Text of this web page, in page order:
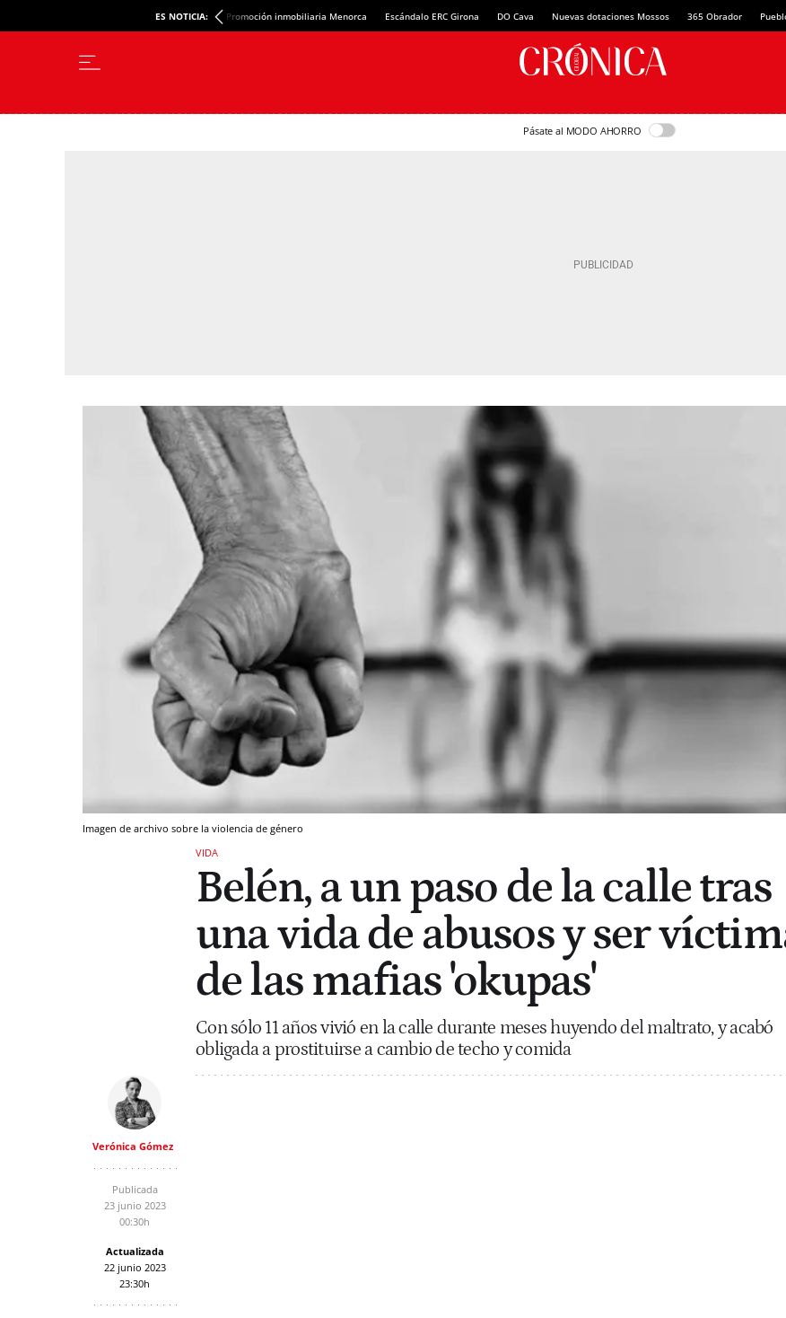
ES NOTICIA: Promoción inmobiliaria Menorca Escándalo ERC Girona DO Cava Nuevas dotaciones Mossos 365 Obrador
Pásate al MODO AHORRO
Imagen de archivo sobre la violencia de género
VIDA
Belén, a un paso de la calle tras
una vida de abusos y ser
de las mafias 'okupas'
Con sólo 11 años vivió en la calle durante meses huyendo del maltrato, y acabó
obligada a prostituirse a cambio de techo y comida
Verónica Gómez
Publicada
23 junio 2023
00:30h
Actualizada
22 junio 2023
23:30h